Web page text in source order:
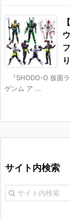
『SHODO-O 仮面
ゲンム ア ...
サイト内検索